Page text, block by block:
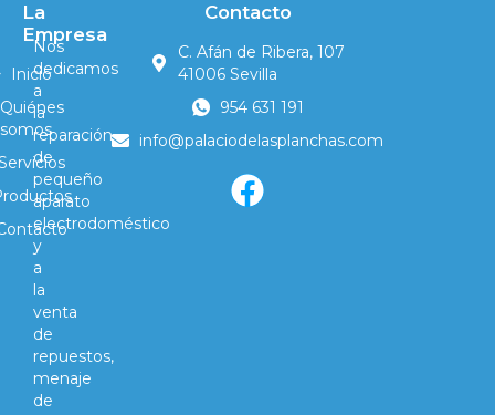
Nos
dedicamos
a
la
reparación
de
pequeño
aparato
electrodoméstico
y
a
la
venta
de
repuestos,
menaje
de
La
Empresa
Inicio
Quiénes
somos
Contacto
C. Afán de Ribera, 107
41006 Sevilla
954 631 191
info@palaciodelasplanchas.com